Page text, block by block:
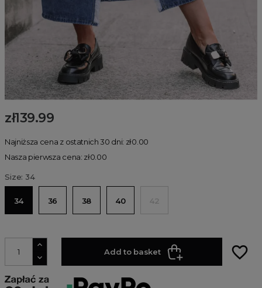
zł139.99
Najniższa cena z ostatnich 30 dni: zł0.00
Nasza pierwsza cena: zł0.00
Size: 34
34 36 38 40 42
Add to basket favorite_border